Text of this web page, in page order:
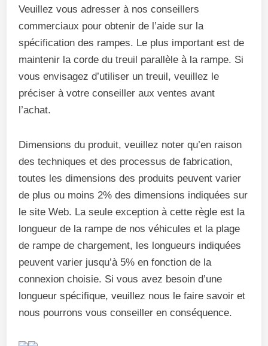
Veuillez vous adresser à nos conseillers
commerciaux pour obtenir de l’aide sur la
spécification des rampes. Le plus important est de
maintenir la corde du treuil parallèle à la rampe. Si
vous envisagez d’utiliser un treuil, veuillez le
préciser à votre conseiller aux ventes avant
l’achat.
Dimensions du produit, veuillez noter qu’en raison
des techniques et des processus de fabrication,
toutes les dimensions des produits peuvent varier
de plus ou moins 2% des dimensions indiquées sur
le site Web. La seule exception à cette règle est la
longueur de la rampe de nos véhicules et la plage
de rampe de chargement, les longueurs indiquées
peuvent varier jusqu’à 5% en fonction de la
connexion choisie. Si vous avez besoin d’une
longueur spécifique, veuillez nous le faire savoir et
nous pourrons vous conseiller en conséquence.